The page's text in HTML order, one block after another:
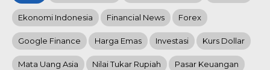
Ekonomi Indonesia Financial News Forex
Google Finance Harga Emas Investasi Kurs Dollar
Mata Uang Asia Nilai Tukar Rupiah Pasar Keuangan